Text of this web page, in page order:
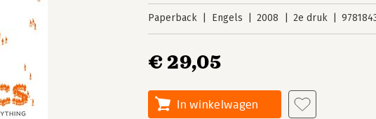
Paperback Engels 2008 2e druk
€ 29,05
In winkelwagen